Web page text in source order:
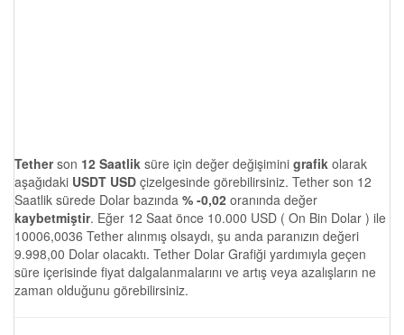
Tetherson 12 Saatlik süre için değer değişimini grafik olarak
aşağıdaki USDT USD çizelgesinde görebilirsiniz. Tether son 12
Saatlik sürede Dolar bazında % -0,02 oranında değer
kaybetmiştir. Eğer 12 Saat önce 10.000 USD ( On Bin Dolar ) ile
10006,0036 Tether alınmış olsaydı, şu anda paranızın değeri
9.998,00 Dolar olacaktı. Tether Dolar Grafiği yardımıyla geçen
süre içerisinde fiyat dalgalanmalarını ve artış veya azalışların ne
zaman olduğunu görebilirsiniz.